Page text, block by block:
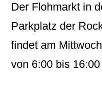
Der Flohmarkt in
Parkplatz der
findet am Mittwoch
von 6:00 bis 16:00